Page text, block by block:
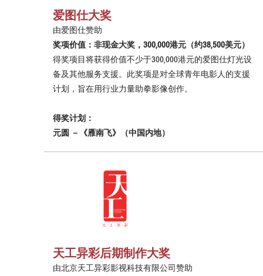
爱图仕大奖
由爱图仕赞助
奖项价值：非现金大奖，300,000港元（约38,500美元）
得奖项目将获得价值不少于300,000港元的爱图仕灯光设
备及其他服务支援。此奖项是对全球青年电影人的支援
计划，旨在用行业力量助拳影像创作。
得奖计划：
元圆 －《雁南飞》（中国内地）
天工异彩后期制作大奖
由北京天工异彩影视科技有限公司赞助